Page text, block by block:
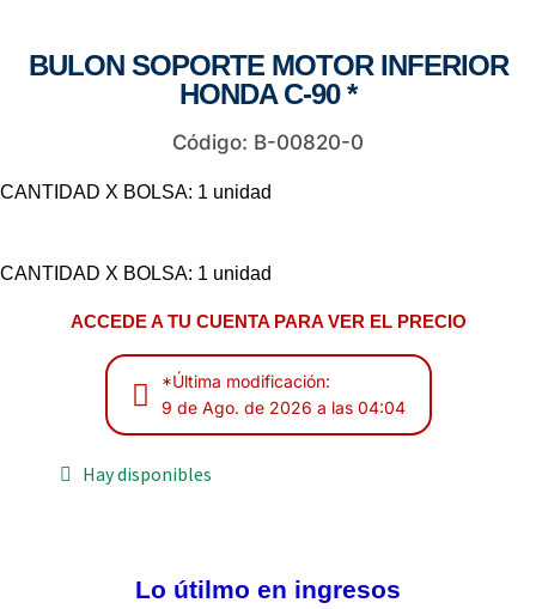
BULON SOPORTE MOTOR INFERIOR
HONDA C-90 *
Código: B-00820-0
CANTIDAD X BOLSA: 1 unidad
CANTIDAD X BOLSA: 1 unidad
ACCEDE A TU CUENTA PARA VER EL PRECIO
*Última modificación:
9 de Ago. de 2026 a las 04:04
Hay disponibles
Lo útilmo en ingresos